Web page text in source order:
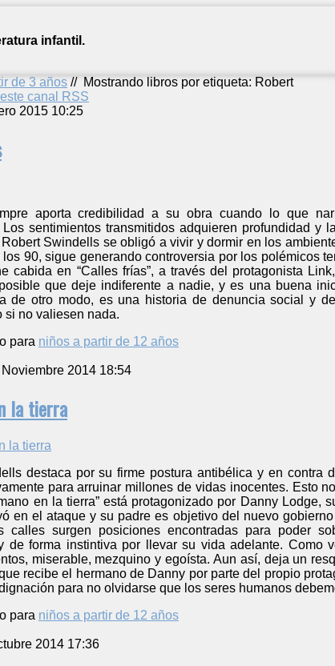
infantil.
de 3 años // Mostrando libros por etiqueta: Robert
canal RSS
2015 10:25
aporta credibilidad a su obra cuando lo que
sentimientos transmitidos adquieren profundidad y
Robert Swindells se obligó a vivir y dormir en los
90, sigue generando controversia por los polémicos
cabida en “Calles frías”, a través del protagonista
que deje indiferente a nadie, y es una buena
de otro modo, es una historia de denuncia social y
si no valiesen nada.
para niños a partir de 12 años
2014 18:54
la tierra
destaca por su firme postura antibélica y en
para arruinar millones de vidas inocentes. Esto
en la tierra” está protagonizado por Danny
en el ataque y su padre es objetivo del nuevo
calles surgen posiciones encontradas para poder
de forma instintiva por llevar su vida adelante. Como
miserable, mezquino y egoísta. Aun así, deja un
recibe el hermano de Danny por parte del propio
para no olvidarse que los seres humanos
para niños a partir de 12 años
2014 17:36